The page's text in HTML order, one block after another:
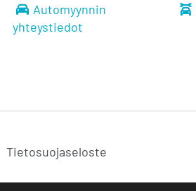
Automyynnin
yhteystiedot
Tietosuojaseloste